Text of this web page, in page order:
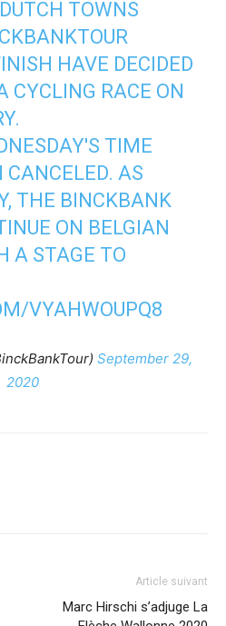
TOWNS
HAVE DECIDED
CYCLING RACE ON
TIME
AS
THE BINCKBANK
ON BELGIAN
A STAGE TO
VYAHWOUPQ8
September 29,
2020
Article suivant
Marc Hirschi s’adjuge La